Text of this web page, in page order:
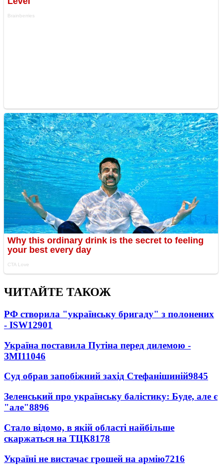
ЧИТАЙТЕ ТАКОЖ
РФ створила "українську бригаду" з полонених
- ISW12901
Україна поставила Путіна перед дилемою -
ЗМІ11046
Суд обрав запобіжний захід Стефанішиній9845
Зеленський про українську балістику: Буде, але є
"але"8896
Стало відомо, в якій області найбільше
скаржаться на ТЦК8178
Україні не вистачає грошей на армію7216